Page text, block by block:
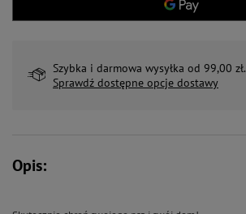
Szybka i darmowa wysyłka od 99,00 zł.
Sprawdź dostępne opcje dostawy
Opis: